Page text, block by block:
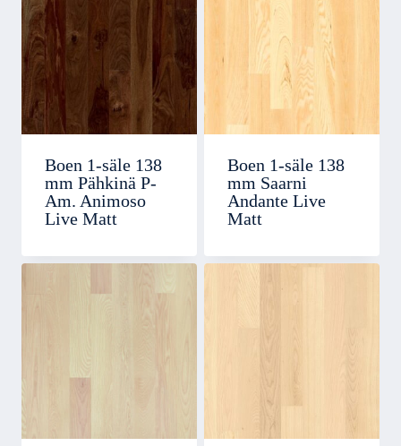
Boen 1-säle 138
mm Pähkinä P-
Am. Animoso
Live Matt
Boen 1-säle 138
mm Saarni
Andante Live
Matt